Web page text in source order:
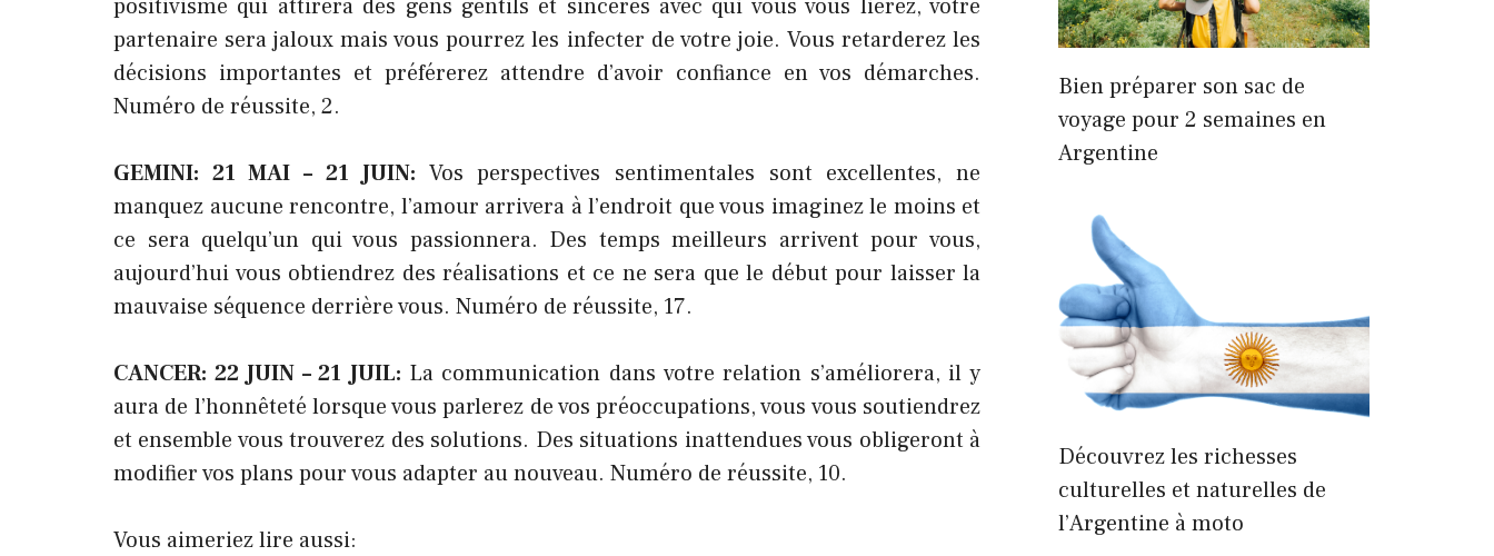
positivisme qui attirera des gens gentils et sincères avec qui vous vous lierez, votre
partenaire sera jaloux mais vous pourrez les infecter de votre joie. Vous retarderez les
décisions importantes et préférerez attendre d’avoir confiance en vos démarches.
Numéro de réussite, 2.
GEMINI: 21 MAI – 21 JUIN: Vos perspectives sentimentales sont excellentes, ne
manquez aucune rencontre, l’amour arrivera à l’endroit que vous imaginez le moins et
ce sera quelqu’un qui vous passionnera. Des temps meilleurs arrivent pour vous,
aujourd’hui vous obtiendrez des réalisations et ce ne sera que le début pour laisser la
mauvaise séquence derrière vous. Numéro de réussite, 17.
CANCER: 22 JUIN – 21 JUIL: La communication dans votre relation s’améliorera, il y
aura de l’honnêteté lorsque vous parlerez de vos préoccupations, vous vous soutiendrez
et ensemble vous trouverez des solutions. Des situations inattendues vous obligeront à
modifier vos plans pour vous adapter au nouveau. Numéro de réussite, 10.
Vous aimeriez lire aussi:
Bien préparer son sac de
voyage pour 2 semaines en
Argentine
Découvrez les richesses
culturelles et naturelles de
l’Argentine à moto